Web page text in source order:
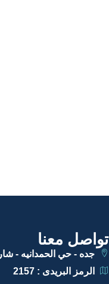
تواصل معنا
جده - حي الحمدانيه -
الرمز البريدى : 2157